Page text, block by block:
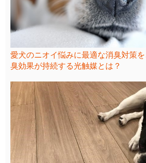
愛犬のニオイ悩みに最適な消臭対策
臭効果が持続する光触媒とは？